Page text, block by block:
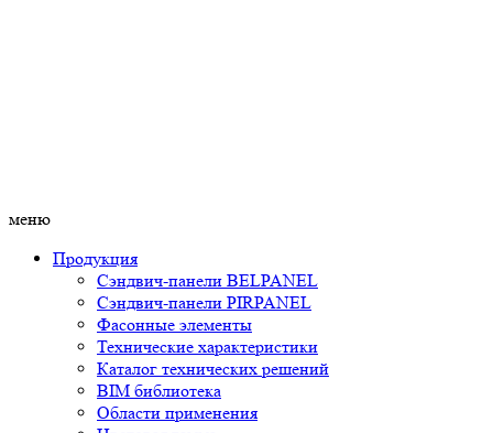
меню
Продукция
Сэндвич-панели BELPANEL
Сэндвич-панели PIRPANEL
Фасонные элементы
Технические характеристики
Каталог технических решений
BIM библиотека
Области применения